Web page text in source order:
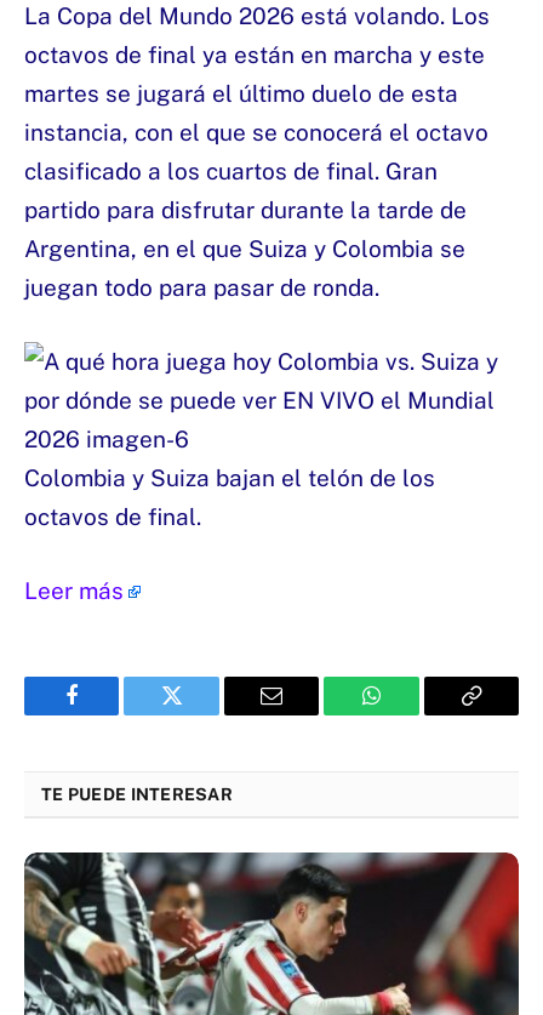
La Copa del Mundo 2026 está volando. Los
octavos de final ya están en marcha y este
martes se jugará el último duelo de esta
instancia, con el que se conocerá el octavo
clasificado a los cuartos de final. Gran
partido para disfrutar durante la tarde de
Argentina, en el que Suiza y Colombia se
juegan todo para pasar de ronda.
Colombia y Suiza bajan el telón de los
octavos de final.
Leer más
Facebook Twitter Email WhatsApp Copy
TE PUEDE INTERESAR